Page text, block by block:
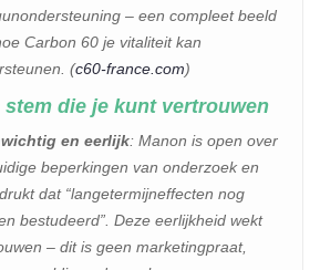
– een compleet beeld
Carbon 60 je vitaliteit kan
(c60-france.com)
stem die je kunt vertrouwen
en eerlijk: Manon is open over
beperkingen van onderzoek en
dat “langetermijneffecten nog
bestudeerd”. Deze eerlijkheid wekt
– dit is geen marketingpraat,